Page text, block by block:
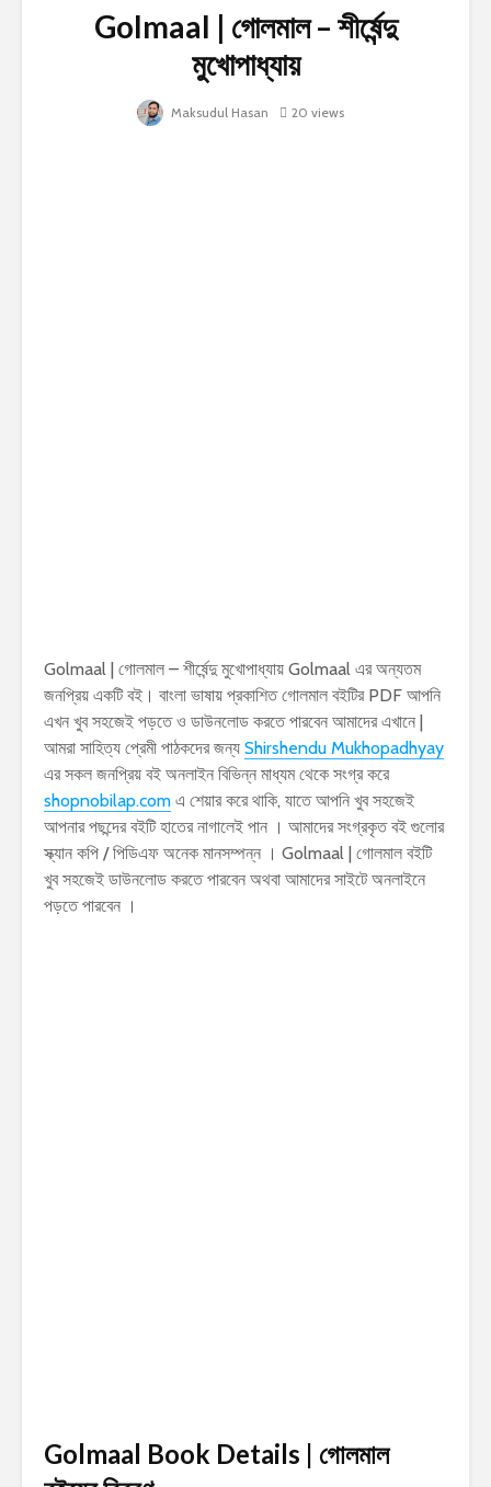
Golmaal | গোলমাল – শীর্ষেন্দু
মুখোপাধ্যায়
Maksudul Hasan 20 views
Golmaal | গোলমাল – শীর্ষেন্দু মুখোপাধ্যায় Golmaal এর অন্যতম
জনপ্রিয় একটি বই। বাংলা ভাষায় প্রকাশিত গোলমাল বইটির PDF আপনি
এখন খুব সহজেই পড়তে ও ডাউনলোড করতে পারবেন আমাদের এখানে |
আমরা সাহিত্য প্রেমী পাঠকদের জন্য Shirshendu Mukhopadhyay
এর সকল জনপ্রিয় বই অনলাইন বিভিন্ন মাধ্যম থেকে সংগ্র করে
shopnobilap.com এ শেয়ার করে থাকি, যাতে আপনি খুব সহজেই
আপনার পছন্দের বইটি হাতের নাগালেই পান । আমাদের সংগ্রকৃত বই গুলোর
স্ক্যান কপি / পিডিএফ অনেক মানসম্পন্ন । Golmaal | গোলমাল বইটি
খুব সহজেই ডাউনলোড করতে পারবেন অথবা আমাদের সাইটে অনলাইনে
পড়তে পারবেন ।
Golmaal Book Details | গোলমাল